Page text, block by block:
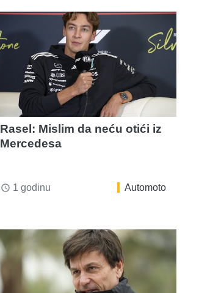
Rasel: Mislim da neću otići iz
Mercedesa
access_time 1 godinu Automoto